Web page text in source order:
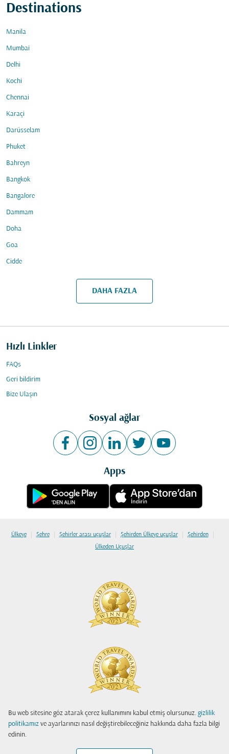
Bu web sitesine göz atarak çerez kullanımını kabul etmiş olursunuz. gizlilik
politikamız ve ayarlarınızı nasıl değiştirebileceğiniz hakkında daha fazla bilgi
edinin.
Destinations
Manila
Mumbai
Delhi
Kochi
Chennai
Karaçi
Darüsselam
Phuket
Bahreyn
Bangkok
Bangalore
Dammam
Doha
Goa
Cidde
DAHA FAZLA
Hızlı Linkler
FAQs
Geri bildirim
Bize Ulaşın
Sosyal ağlar
Apps
Ülkeye | Şehre | Şehirler arası uçuşlar | Şehirden Ülkeye uçuşlar | Şehirden |
Ülkeden Uçuşlar